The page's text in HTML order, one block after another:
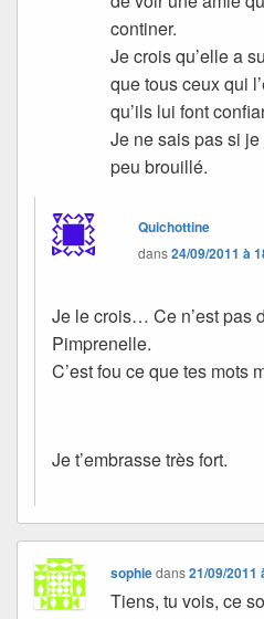
continer.
Je crois qu’elle a
que tous ceux qui
qu’ils lui font
Je ne sais pas si je
peu brouillé.
Quichottine
dans24/09/2011 à
Je le crois… Ce n’est pas
Pimprenelle.
C’est fou ce que tes mots
Je t’embrasse très fort.
sophiedans21/09/2011
Tiens, tu vois, ce